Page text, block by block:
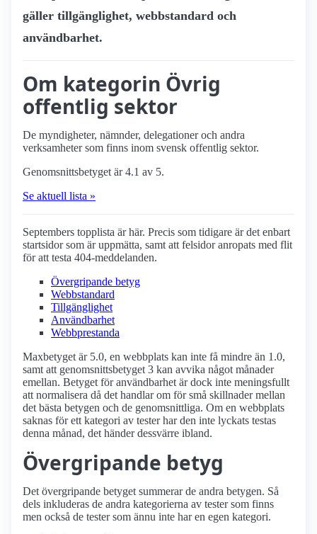
gäller tillgänglighet, webbstandard och
användbarhet.
Om kategorin Övrig
offentlig sektor
De myndigheter, nämnder, delegationer och andra
verksamheter som finns inom svensk offentlig sektor.
Genomsnittsbetyget är 4.1 av 5.
Se aktuell lista »
Septembers topplista är här. Precis som tidigare är det enbart
startsidor som är uppmätta, samt att felsidor anropats med flit
för att testa 404-meddelanden.
Övergripande betyg
Webbstandard
Tillgänglighet
Användbarhet
Webbprestanda
Maxbetyget är 5.0, en webbplats kan inte få mindre än 1.0,
samt att genomsnittsbetyget 3 kan avvika något månader
emellan. Betyget för användbarhet är dock inte meningsfullt
att normalisera då det handlar om för små skillnader mellan
det bästa betygen och de genomsnittliga. Om en webbplats
saknas för ett kategori av tester har den inte lyckats testas
denna månad, det händer dessvärre ibland.
Övergripande betyg
Det övergripande betyget summerar de andra betygen. Så
dels inkluderas de andra kategorierna av tester som finns
men också de tester som ännu inte har en egen kategori.